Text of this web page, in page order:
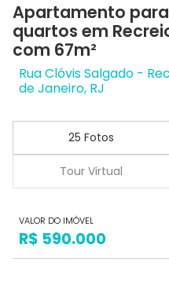
Apartamento
quartos em
com 67m²
Rua Clóvis Salgado -
de Janeiro, RJ
25 Fotos
Tour Virtual
VALOR DO IMÓVEL
R$ 590.000